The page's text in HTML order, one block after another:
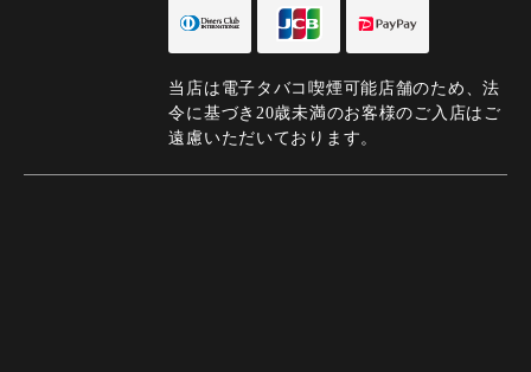
当店は電子タバコ喫煙可能店舗のため、法
令に基づき20歳未満のお客様のご入店はご
遠慮いただいております。